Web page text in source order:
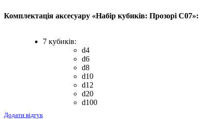
Комплектація аксесуару «Набір кубиків: Прозорі C07»:
7 кубиків:
d4
d6
d8
d10
d12
d20
d100
Додати відгук